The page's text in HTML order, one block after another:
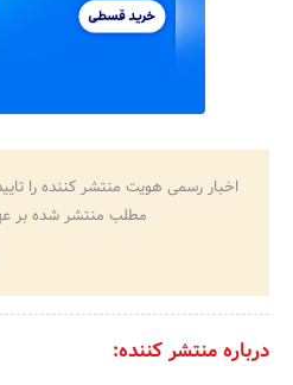
اخبار رسمی هویت منتشر کننده را
مطلب منتشر شده بر
درباره منتشر کننده: